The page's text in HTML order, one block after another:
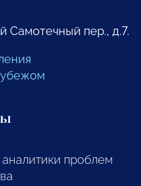
Самотечный пер., д.7.
проблем